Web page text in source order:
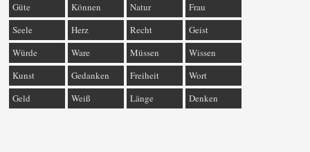
Güte
Können Natur
Frau
Seele
Herz Recht
Geist
Würde
Ware Müssen
Wissen
Kunst
Gedanken Freiheit
Wort
Geld
Weiß Länge Denken